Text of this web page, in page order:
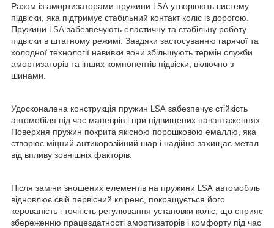
Разом із амортизаторами пружини LSA утворюють систему
підвіски, яка підтримує стабільний контакт коліс із дорогою.
Пружини
LSA забезпечують еластичну та стабільну роботу
підвіски в штатному режимі. Завдяки застосуванню гарячої та
холодної технології навивки вони збільшують термін служби
амортизаторів та інших компонентів підвіски, включно з
шинами.
Удосконалена конструкція пружин LSA забезпечує стійкість
автомобіля під час маневрів і при підвищених навантаженнях.
Поверхня пружин покрита якісною порошковою емаллю, яка
створює міцний антикорозійний шар і надійно захищає метал
від впливу зовнішніх факторів.
Після заміни зношених елементів на пружини LSA автомобіль
відновлює свій первісний кліренс, покращується його
керованість і точність регулювання установки коліс, що сприяє
збереженню працездатності амортизаторів і комфорту під час